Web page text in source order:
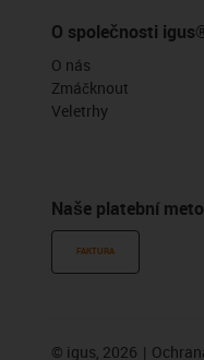
O společnosti
O nás
Zmáčknout
Veletrhy
Naše platební
FAKTURA
© igus, 2026